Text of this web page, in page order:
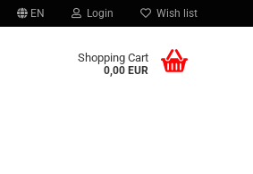
EN Login Wish list
Shopping Cart
0,00 EUR